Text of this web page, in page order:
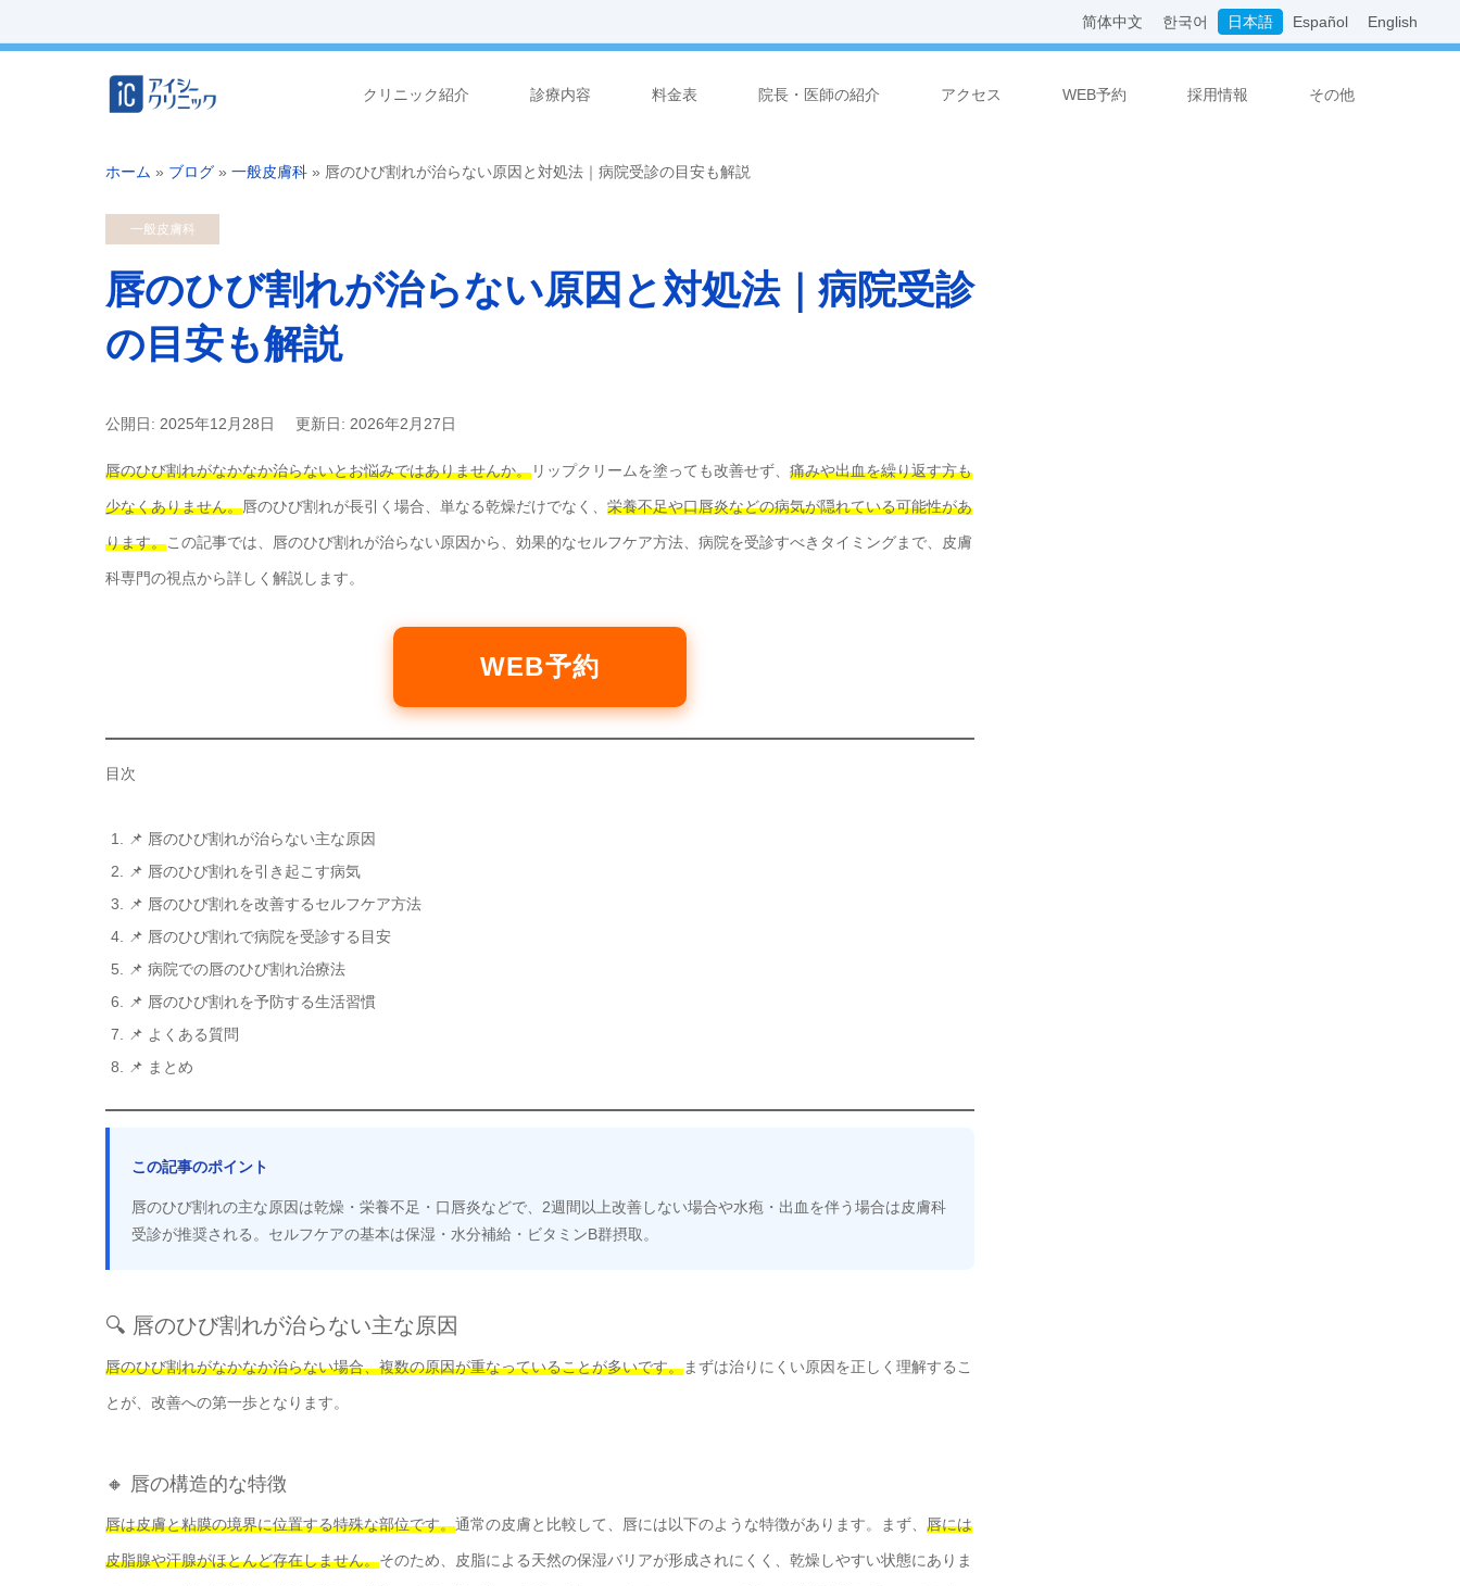
简体中文 한국어 日本語 Español English
クリニック紹介 診療内容 料金表 院長・医師の紹介 アクセス WEB予約 採用情報 その他
ホーム » ブログ » 一般皮膚科 » 唇のひび割れが治らない原因と対処法｜病院受診の目安も解説
一般皮膚科
唇のひび割れが治らない原因と対処法｜病院受診
の目安も解説
公開日: 2025年12月28日 更新日: 2026年2月27日
唇のひび割れがなかなか治らないとお悩みではありませんか。リップクリームを塗っても改善せず、 痛みや出血を繰り返す方も
少なくありません。唇のひび割れが長引く場合、単なる乾燥だけでなく、 栄養不足や口唇炎などの病気が隠れている可能性があ
ります。この記事では、唇のひび割れが治らない原因から、効果的なセルフケア方法、病院を受診すべきタイミングまで、皮膚
科専門の視点から詳しく解説します。
WEB予約
目次
📌 唇のひび割れが治らない主な原因
📌 唇のひび割れを引き起こす病気
📌 唇のひび割れを改善するセルフケア方法
📌 唇のひび割れで病院を受診する目安
📌 病院での唇のひび割れ治療法
📌 唇のひび割れを予防する生活習慣
📌 よくある質問
📌 まとめ
この記事のポイント
唇のひび割れの主な原因は乾燥・栄養不足・口唇炎などで、2週間以上改善しない場合や水疱・出血を伴う場合は皮膚科
受診が推奨される。セルフケアの基本は保湿・水分補給・ビタミンB群摂取。
🔍 唇のひび割れが治らない主な原因
唇のひび割れがなかなか治らない場合、複数の原因が重なっていることが多いです。まずは治りにくい原因を正しく理解するこ
とが、改善への第一歩となります。
🔸 唇の構造的な特徴
唇は皮膚と粘膜の境界に位置する特殊な部位です。通常の皮膚と比較して、唇には以下のような特徴があります。まず、 唇には
皮脂腺や汗腺がほとんど存在しません。そのため、皮脂による天然の保湿バリアが形成されにくく、乾燥しやすい状態にありま